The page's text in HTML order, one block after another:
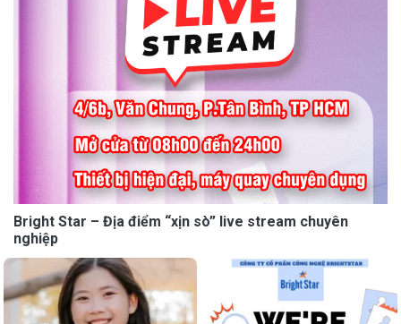
Bright Star – Địa điểm “xịn sò” live stream chuyên
nghiệp